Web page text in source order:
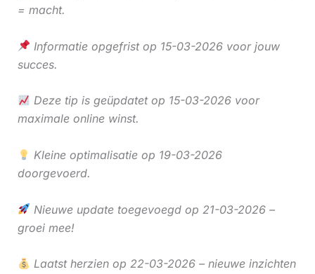
= macht.
Informatie opgefrist op 15-03-2026 voor jouw
succes.
Deze tip is geüpdatet op 15-03-2026 voor
maximale online winst.
Kleine optimalisatie op 19-03-2026
doorgevoerd.
Nieuwe update toegevoegd op 21-03-2026 –
groei mee!
Laatst herzien op 22-03-2026 – nieuwe inzichten